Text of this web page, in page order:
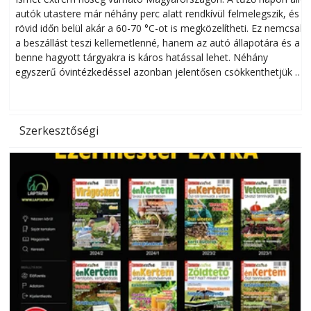
autók utastere már néhány perc alatt rendkívül felmelegszik, és
rövid időn belül akár a 60-70 °C-ot is megközelítheti. Ez nemcsak
a beszállást teszi kellemetlenné, hanem az autó állapotára és a
benne hagyott tárgyakra is káros hatással lehet. Néhány
egyszerű óvintézkedéssel azonban jelentősen csökkenthetjük a
Szerkesztőségi